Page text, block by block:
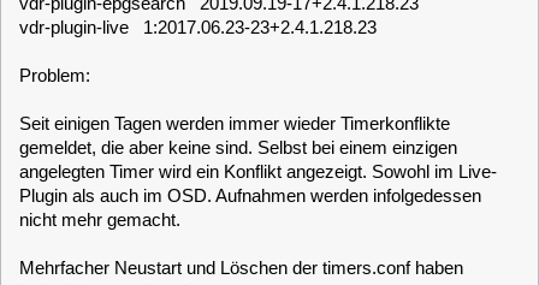
Seit einigen Tagen werden immer wieder Timerkonflikte
angelegten Timer wird ein Konflikt angezeigt. Sowohl im Live-
Mehrfacher Neustart und Löschen der timers.conf haben
keine Lösung gebracht.
Wo könnte das Problem ausgelöst werden und wie begegnet
man dem. Neuinstallation? SD-Karte defekt?
Viele Grüße